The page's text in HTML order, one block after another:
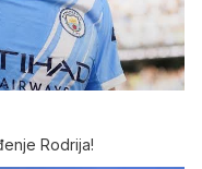
Rodrija!